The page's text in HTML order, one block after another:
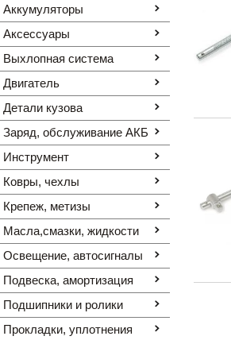
Аккумуляторы
Аксессуары
Выхлопная система
Двигатель
Детали кузова
Заряд, обслуживание АКБ
Инструмент
Ковры, чехлы
Крепеж, метизы
Масла,смазки, жидкости
Освещение, автоcигналы
Подвеска, амортизация
Подшипники и ролики
Прокладки, уплотнения